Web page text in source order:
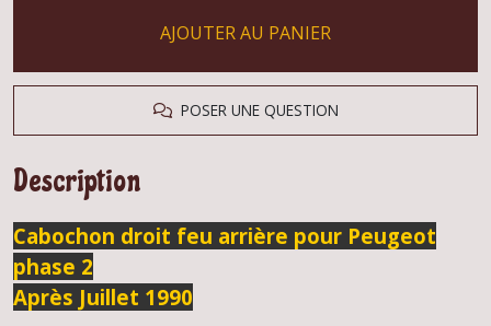
AJOUTER AU PANIER
POSER UNE QUESTION
Description
Cabochon droit feu arrière pour Peugeot
phase 2
Après Juillet 1990